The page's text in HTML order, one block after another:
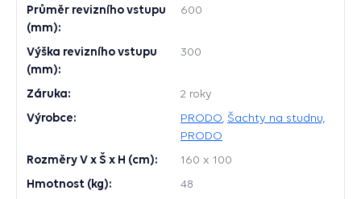
Průměr revizního vstupu
(mm):
600
Výška revizního vstupu
(mm):
300
Záruka: 2 roky
Výrobce: PRODO Šachty na studnu,
PRODO
Rozměry V x Š x H (cm): 160 x 100
Hmotnost (kg):
48